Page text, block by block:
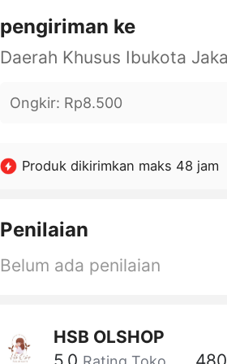
pengiriman ke
Ongkir: Rp8.500
Produk dikirimkan maks 48 jam
Penilaian
Belum ada penilaian
HSB OLSHOP